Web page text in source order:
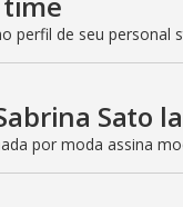
perfil de seu personal
Sato
por moda assina